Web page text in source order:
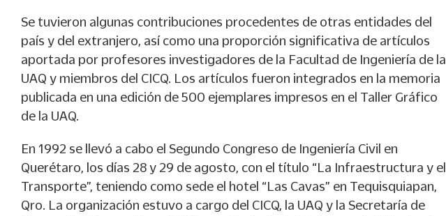
Se tuvieron algunas contribuciones procedentes de otras entidades del
país y del extranjero, así como una proporción significativa de artículos
aportada por profesores investigadores de la Facultad de Ingeniería de la
UAQ y miembros del CICQ. Los artículos fueron integrados en la memoria
publicada en una edición de 500 ejemplares impresos en el Taller Gráfico
de la UAQ.
En 1992 se llevó a cabo el Segundo Congreso de Ingeniería Civil en
Querétaro, los días 28 y 29 de agosto, con el título “La Infraestructura y el
Transporte”, teniendo como sede el hotel “Las Cavas” en Tequisquiapan,
Qro. La organización estuvo a cargo del CICQ, la UAQ y la Secretaría de